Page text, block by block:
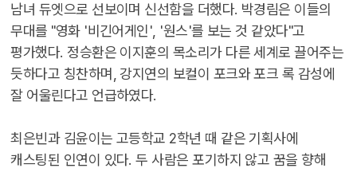
남녀 듀엣으로 선보이며 신선함을 더했다. 박경림은 이들의
무대를 "영화 '비긴어게인', '원스'를 보는 것 같았다"고
평가했다. 정승환은 이지훈의 목소리가 다른 세계로 끌어주는
듯하다고 칭찬하며, 강지연의 보컬이 포크와 포크 록 감성에
잘 어울린다고 언급하였다.
최은빈과 김윤이는 고등학교 2학년 때 같은 기획사에
캐스팅된 인연이 있다. 두 사람은 포기하지 않고 꿈을 향해